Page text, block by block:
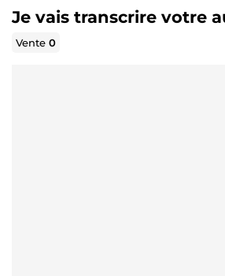
Je vais transcrire votre
Vente0